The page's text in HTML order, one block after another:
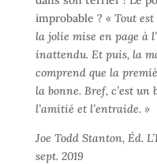
improbable ? « Tout
la jolie mise en page à
inattendu. Et puis, la
comprend que la
la bonne. Bref, c’est
l’amitié et l’entraide. »
Joe Todd Stanton, Éd.
sept. 2019